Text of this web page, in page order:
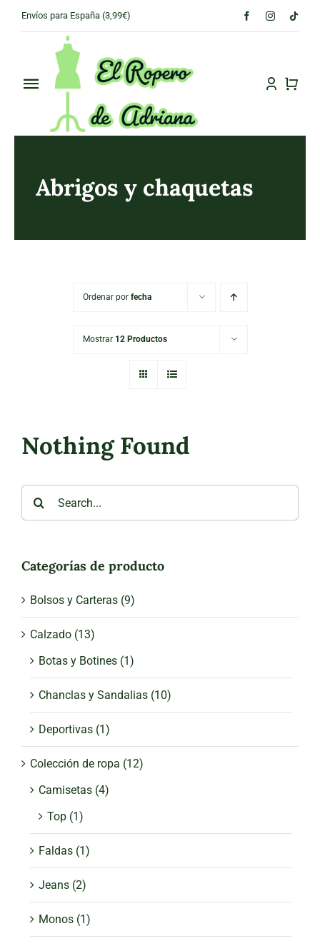
Envíos para España (3,99€)
Toggle
Navigation
PRINCIPAL
Abrigos y chaquetas
Ordenar por fecha
Mostrar 12 Productos
Nothing Found
Categorías de producto
Bolsos y Carteras (9)
Calzado (13)
Botas y Botines (1)
Chanclas y Sandalias (10)
Deportivas (1)
Colección de ropa (12)
Camisetas (4)
Top (1)
Faldas (1)
Jeans (2)
Monos (1)